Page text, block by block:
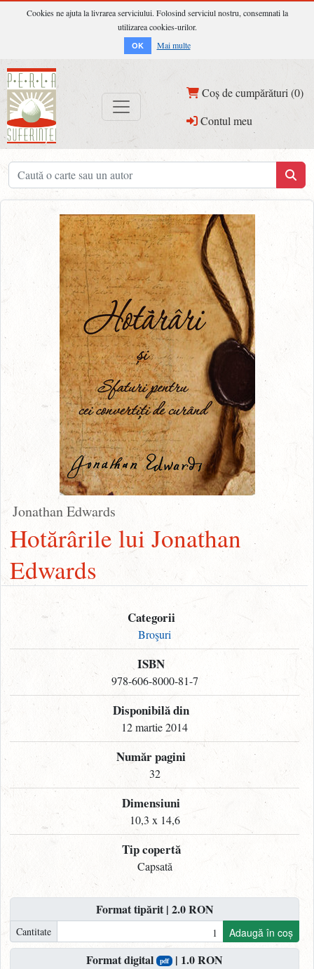
Cookies ne ajuta la livrarea serviciului. Folosind serviciul nostru, consemnati la
utilizarea cookies-urilor.
OK Mai multe
Coș de cumpărături (0)
Contul meu
Jonathan Edwards
Hotărârile lui Jonathan
Edwards
Categorii
Broşuri
ISBN
978-606-8000-81-7
Disponibilă din
12 martie 2014
Număr pagini
32
Dimensiuni
10,3 x 14,6
Tip copertă
Capsată
Format tipărit | 2.0 RON
Cantitate Adaugă în coș
Format digital pdf | 1.0 RON